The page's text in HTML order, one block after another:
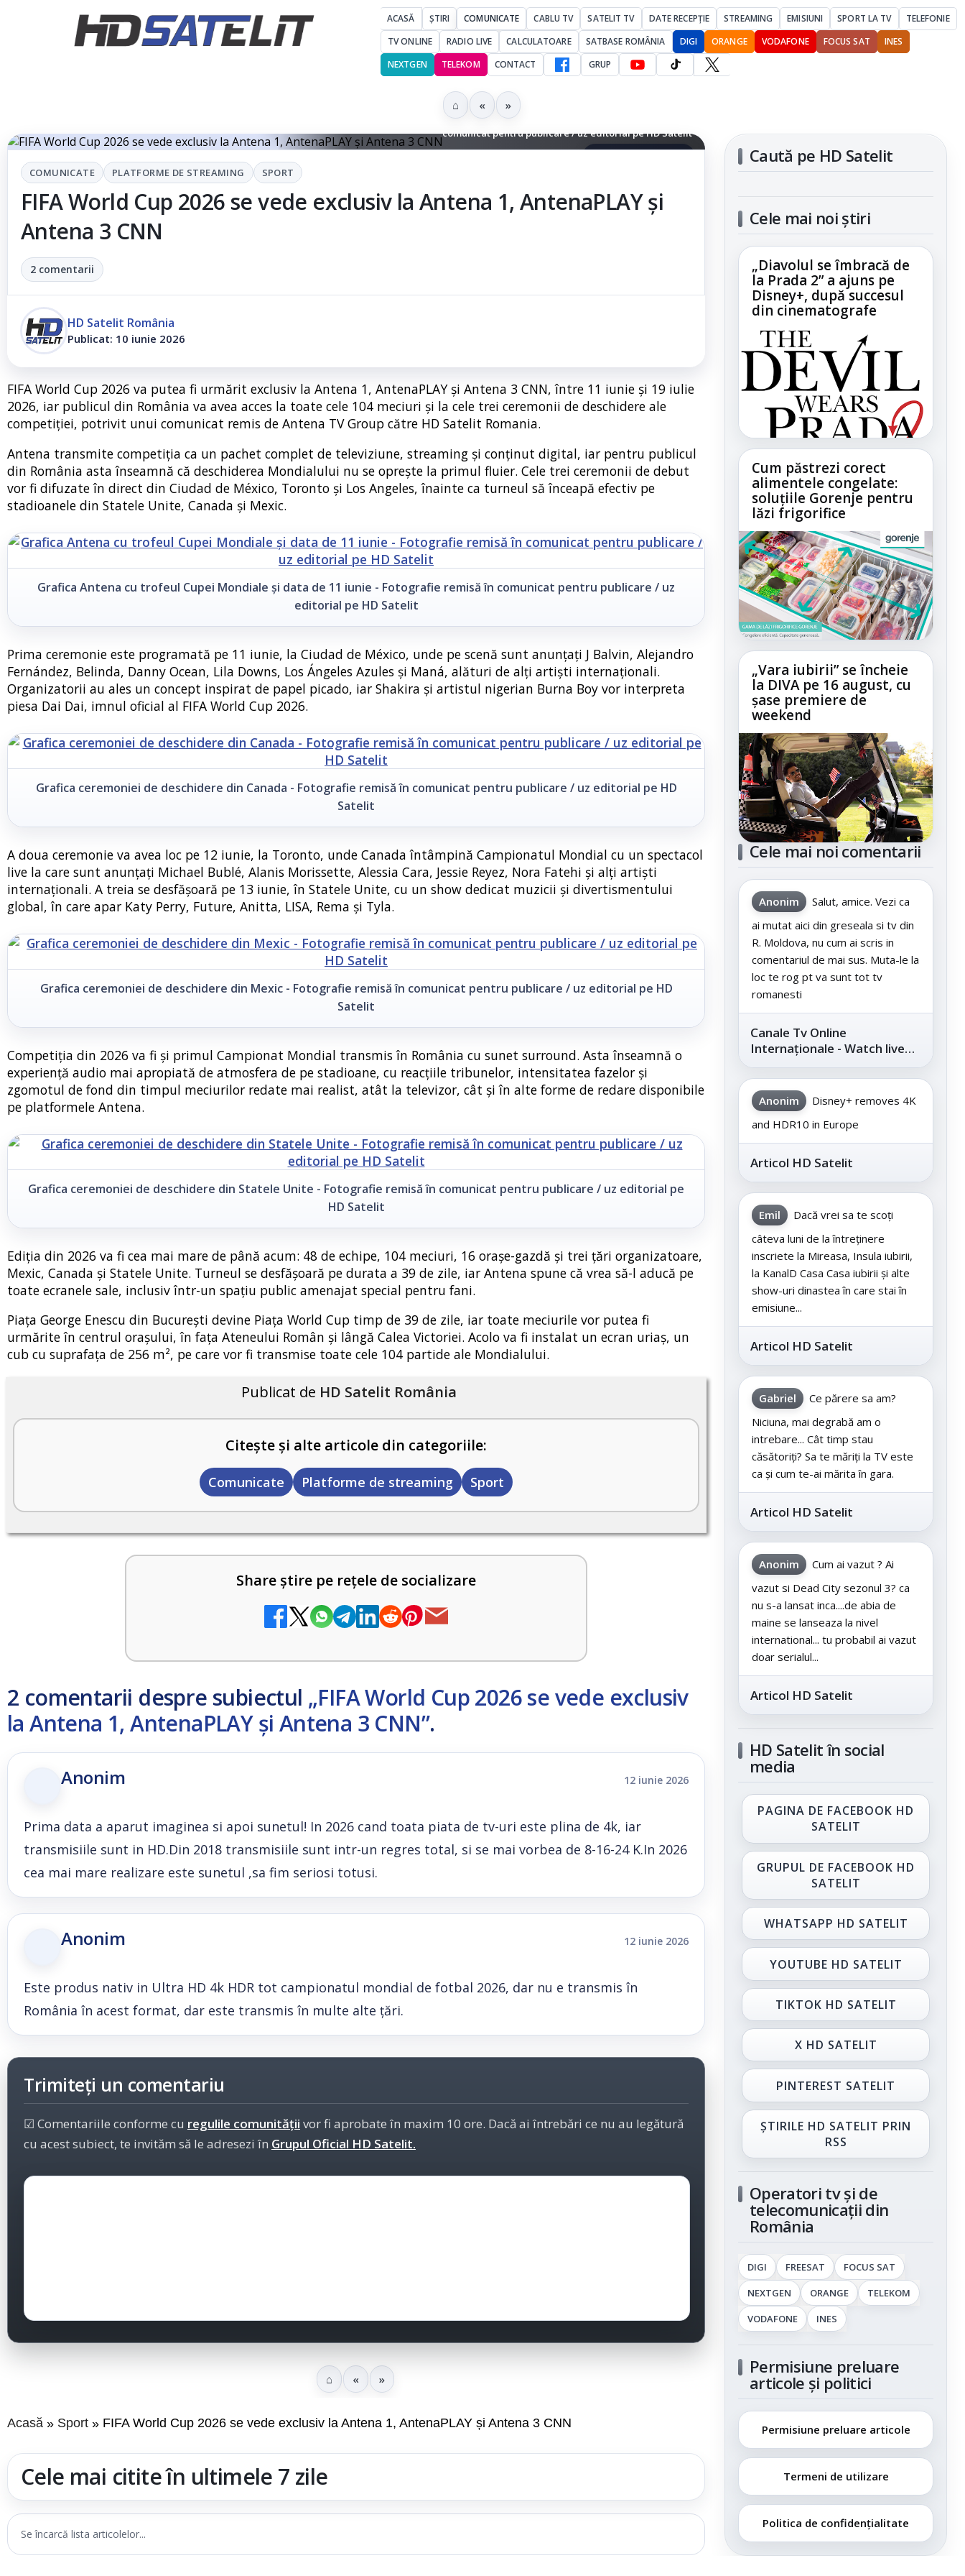
ACASĂ ȘTIRI COMUNICATE CABLU TV SATELIT TV DATE RECEPȚIE STREAMING EMISIUNI SPORT LA TV
TELEFONIE
TV ONLINE
RADIO LIVE CALCULATOARE SATBASE ROMÂNIA DIGI ORANGE VODAFONE FOCUS SAT
INES
NEXTGEN
TELEKOM CONTACT GRUP
⌂ « »
Mesaj Antena pentru difuzarea Cupei Mondiale din 11 iunie - Fotografie remisă în
comunicat pentru publicare / uz editorial pe HD Satelit
COMUNICATE PLATFORME DE STREAMING SPORT
FIFA World Cup 2026 se vede exclusiv la Antena 1, AntenaPLAY și
Antena 3 CNN
2 comentarii
HD Satelit România
Publicat: 10 iunie 2026
FIFA World Cup 2026 va putea fi urmărit exclusiv la Antena 1, AntenaPLAY și Antena 3 CNN, între 11 iunie și 19 iulie
2026, iar publicul din România va avea acces la toate cele 104 meciuri și la cele trei ceremonii de deschidere ale
competiției, potrivit unui comunicat remis de Antena TV Group către HD Satelit Romania.
Antena transmite competiția ca un pachet complet de televiziune, streaming și conținut digital, iar pentru publicul
din România asta înseamnă că deschiderea Mondialului nu se oprește la primul fluier. Cele trei ceremonii de debut
vor fi difuzate în direct din Ciudad de México, Toronto și Los Angeles, înainte ca turneul să înceapă efectiv pe
stadioanele din Statele Unite, Canada și Mexic.
Grafica Antena cu trofeul Cupei Mondiale și data de 11 iunie - Fotografie remisă în comunicat pentru publicare / uz
editorial pe HD Satelit
Prima ceremonie este programată pe 11 iunie, la Ciudad de México, unde pe scenă sunt anunțați J Balvin, Alejandro
Fernández, Belinda, Danny Ocean, Lila Downs, Los Ángeles Azules și Maná, alături de alți artiști internaționali.
Organizatorii au ales un concept inspirat de papel picado, iar Shakira și artistul nigerian Burna Boy vor interpreta
piesa Dai Dai, imnul oficial al FIFA World Cup 2026.
Grafica ceremoniei de deschidere din Canada - Fotografie remisă în comunicat pentru publicare / uz editorial pe HD
Satelit
A doua ceremonie va avea loc pe 12 iunie, la Toronto, unde Canada întâmpină Campionatul Mondial cu un spectacol
live la care sunt anunțați Michael Bublé, Alanis Morissette, Alessia Cara, Jessie Reyez, Nora Fatehi și alți artiști
internaționali. A treia se desfășoară pe 13 iunie, în Statele Unite, cu un show dedicat muzicii și divertismentului
global, în care apar Katy Perry, Future, Anitta, LISA, Rema și Tyla.
Grafica ceremoniei de deschidere din Mexic - Fotografie remisă în comunicat pentru publicare / uz editorial pe HD
Satelit
Competiția din 2026 va fi și primul Campionat Mondial transmis în România cu sunet surround. Asta înseamnă o
experiență audio mai apropiată de atmosfera de pe stadioane, cu reacțiile tribunelor, intensitatea fazelor și
zgomotul de fond din timpul meciurilor redate mai realist, atât la televizor, cât și în alte forme de redare disponibile
pe platformele Antena.
Grafica ceremoniei de deschidere din Statele Unite - Fotografie remisă în comunicat pentru publicare / uz editorial pe
HD Satelit
Ediția din 2026 va fi cea mai mare de până acum: 48 de echipe, 104 meciuri, 16 orașe-gazdă și trei țări organizatoare,
Mexic, Canada și Statele Unite. Turneul se desfășoară pe durata a 39 de zile, iar Antena spune că vrea să-l aducă pe
toate ecranele sale, inclusiv într-un spațiu public amenajat special pentru fani.
Piața George Enescu din București devine Piața World Cup timp de 39 de zile, iar toate meciurile vor putea fi
urmărite în centrul orașului, în fața Ateneului Român și lângă Calea Victoriei. Acolo va fi instalat un ecran uriaș, un
cub cu suprafața de 256 m², pe care vor fi transmise toate cele 104 partide ale Mondialului.
Publicat de HD Satelit România
Citește și alte articole din categoriile:
Comunicate Platforme de streaming Sport
Share știre pe rețele de socializare
2 comentarii despre subiectul „FIFA World Cup 2026 se vede exclusiv
la Antena 1, AntenaPLAY și Antena 3 CNN”.
Anonim 12 iunie 2026
Prima data a aparut imaginea si apoi sunetul! In 2026 cand toata piata de tv-uri este plina de 4k, iar
transmisiile sunt in HD.Din 2018 transmisiile sunt intr-un regres total, si se mai vorbea de 8-16-24 K.In 2026
cea mai mare realizare este sunetul ,sa fim seriosi totusi.
Anonim 12 iunie 2026
Este produs nativ in Ultra HD 4k HDR tot campionatul mondial de fotbal 2026, dar nu e transmis în
România în acest format, dar este transmis în multe alte țări.
Trimiteți un comentariu
☑ Comentariile conforme cu regulile comunității vor fi aprobate în maxim 10 ore. Dacă ai întrebări ce nu au legătură
cu acest subiect, te invităm să le adresezi în Grupul Oficial HD Satelit.
⌂ « »
Acasă Sport FIFA World Cup 2026 se vede exclusiv la Antena 1, AntenaPLAY și Antena 3 CNN
Cele mai citite în ultimele 7 zile
Se încarcă lista articolelor...
Caută pe HD Satelit
Cele mai noi știri
„Diavolul se îmbracă de
la Prada 2” a ajuns pe
Disney+, după succesul
din cinematografe
Cum păstrezi corect
alimentele congelate:
soluțiile Gorenje pentru
lăzi frigorifice
„Vara iubirii” se încheie
la DIVA pe 16 august, cu
șase premiere de
weekend
Cele mai noi comentarii
Anonim
Salut, amice. Vezi ca
ai mutat aici din greseala si tv din
R. Moldova, nu cum ai scris in
comentariul de mai sus. Muta-le la
loc te rog pt va sunt tot tv
romanesti
Canale Tv Online
Internaționale - Watch live
channels legally
Anonim
Disney+ removes 4K
and HDR10 in Europe
Articol HD Satelit
Emil
Dacă vrei sa te scoți
câteva luni de la întreținere
inscriete la Mireasa, Insula iubirii,
la KanalD Casa Casa iubirii și alte
show-uri dinastea în care stai în
emisiune...
Articol HD Satelit
Gabriel
Ce părere sa am?
Niciuna, mai degrabă am o
intrebare... Cât timp stau
căsătoriți? Sa te măriți la TV este
ca și cum te-ai mărita în gara.
Articol HD Satelit
Anonim
Cum ai vazut ? Ai
vazut si Dead City sezonul 3? ca
nu s-a lansat inca....de abia de
maine se lanseaza la nivel
international... tu probabil ai vazut
doar serialul...
Articol HD Satelit
HD Satelit în social
media
PAGINA DE FACEBOOK HD
SATELIT
GRUPUL DE FACEBOOK HD
SATELIT
WHATSAPP HD SATELIT
YOUTUBE HD SATELIT
TIKTOK HD SATELIT
X HD SATELIT
PINTEREST SATELIT
ȘTIRILE HD SATELIT PRIN
RSS
Operatori tv și de
telecomunicații din
România
DIGI FREESAT
FOCUS SAT
NEXTGEN
ORANGE
TELEKOM
VODAFONE
INES
Permisiune preluare
articole și politici
Permisiune preluare articole
Termeni de utilizare
Politica de confidențialitate